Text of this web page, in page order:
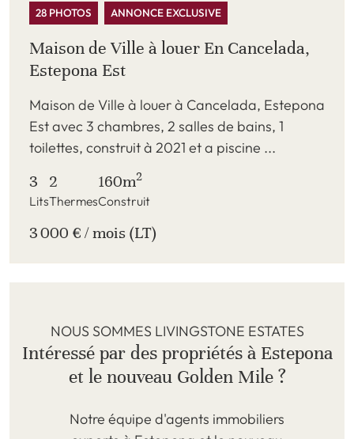
28 PHOTOS ANNONCE EXCLUSIVE
Maison de Ville à louer En Cancelada,
Estepona Est
Maison de Ville à louer à Cancelada, Estepona
Est avec 3 chambres, 2 salles de bains, 1
toilettes, construit à 2021 et a piscine ...
3
Lits
2
Thermes
160m2
Construit
3 000 € / mois (LT)
NOUS SOMMES LIVINGSTONE ESTATES
Intéressé par des propriétés à Estepona
et le nouveau Golden Mile ?
Notre équipe d'agents immobiliers